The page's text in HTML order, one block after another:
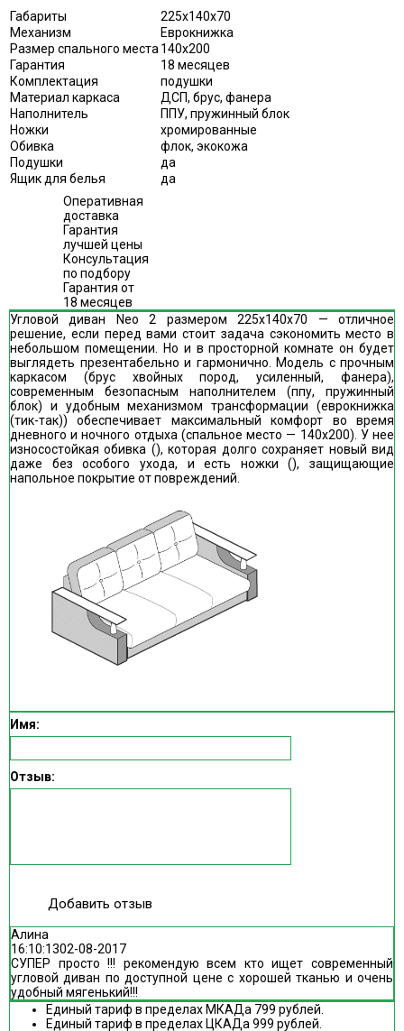
Габариты
225х140x70
Механизм
Еврокнижка
Размер спального места 140х200
Гарантия
18 месяцев
Комплектация
подушки
Материал каркаса
ДСП, брус, фанера
Наполнитель
ППУ, пружинный блок
Ножки
хромированные
Обивка
флок, экокожа
Подушки
да
Ящик для белья
да
Оперативная
доставка
Гарантия
лучшей цены
Консультация
по подбору
Гарантия от
18 месяцев
Угловой диван Neo 2 размером 225х140x70 — отличное
решение, если перед вами стоит задача сэкономить место в
небольшом помещении. Но и в просторной комнате он будет
выглядеть презентабельно и гармонично. Модель с прочным
каркасом (брус хвойных пород, усиленный, фанера),
современным безопасным наполнителем (ппу, пружинный
блок) и удобным механизмом трансформации (еврокнижка
(тик-так)) обеспечивает максимальный комфорт во время
дневного и ночного отдыха (спальное место — 140х200). У нее
износостойкая обивка (), которая долго сохраняет новый вид
даже без особого ухода, и есть ножки (), защищающие
напольное покрытие от повреждений.
Имя:
Отзыв:
Добавить отзыв
Алина
16:10:1302-08-2017
СУПЕР просто !!! рекомендую всем кто ищет современный
угловой диван по доступной цене с хорошей тканью и очень
удобный мягенький!!!
Единый тариф в пределах МКАДа 799 рублей.
Единый тариф в пределах ЦКАДа 999 рублей.